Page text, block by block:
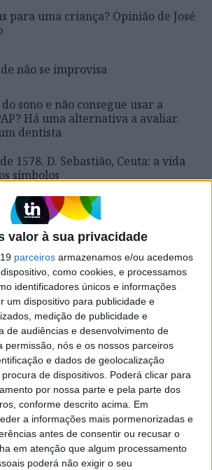
valor à sua privacidade
parceiros armazenamos e/ou acedemos
como cookies, e processamos
identificadores únicos e informações
um dispositivo para publicidade e
medição de publicidade e
de audiências e desenvolvimento de
permissão, nós e os nossos parceiros
e dados de geolocalização
de dispositivos. Poderá clicar para
por nossa parte e pela parte dos
conforme descrito acima. Em
a informações mais pormenorizadas e
antes de consentir ou recusar o
em atenção que algum processamento
poderá não exigir o seu
para uma criança? Opinião de José
não se improvisa
sono e não consegue usar a
Há uma alternativa a avaliar.
dentista
1578. D. Sebastião, Ceuta: a vida
símbolos
úteis do trumpismo na Europa
Eclipse: Grande Umbra, pela
Drios